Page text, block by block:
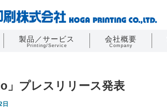
製品／サービス
Printing/Service
会社概要
Company
」プレスリリース発表